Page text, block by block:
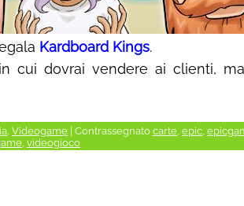
Kardboard Kings.
cui dovrai vendere ai clienti,
, Videogame Contrassegnato carte, epic,
, videogioco